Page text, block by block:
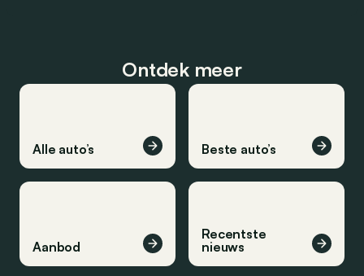
Ontdek meer
Alle auto’s Beste auto’s
Aanbod
Recentste
nieuws